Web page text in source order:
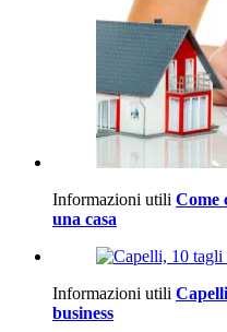
Informazioni utili Come
una casa
Informazioni utili
business